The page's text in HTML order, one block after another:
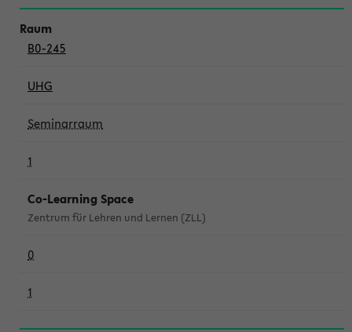
B0-245
UHG
Seminarraum
1
Co-Learning Space
Zentrum für Lehren und Lernen (ZLL)
0
1